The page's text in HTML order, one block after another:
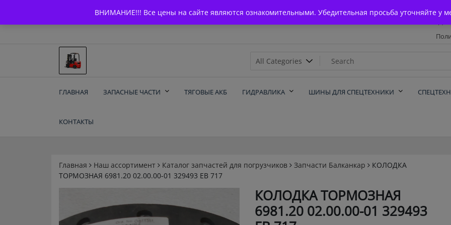
ВНИМАНИЕ!!! Все цены на сайте являются ознакомительными. Убедительная просьба уточняйте у
content
Запчасти для вилочых
ГЛАВНАЯ ЗАПАСНЫЕ ЧАСТИ ТЯГОВЫЕ АКБ ГИДРАВЛИКА ШИНЫ ДЛЯ СПЕЦТЕХНИКИ
КОНТАКТЫ
Главная Наш ассортимент Каталог запчастей для погрузчиков Запчасти Балканкар
КОЛОДКА
ТОРМОЗНАЯ 6981.20 02.00.00-01 329493 ЕВ 717
КОЛОДКА ТОРМОЗНАЯ
6981.20 02.00.00-01 329493